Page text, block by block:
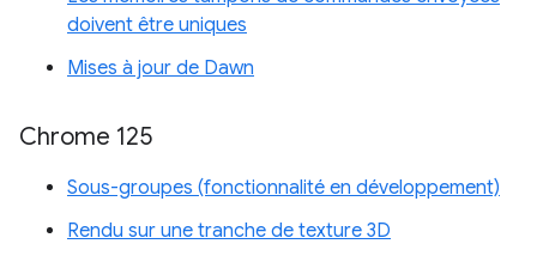
doivent être uniques
Mises à jour de Dawn
Chrome 125
Sous-groupes (fonctionnalité en développement)
Rendu sur une tranche de texture 3D